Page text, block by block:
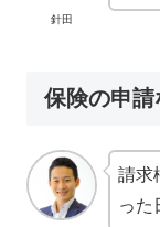
針田
保険の申
請求
った